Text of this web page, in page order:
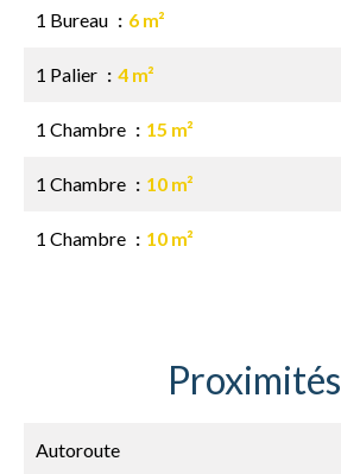
1 Bureau 6 m²
1 Palier 4 m²
1 Chambre 15 m²
1 Chambre 10 m²
1 Chambre 10 m²
Proximités
Autoroute